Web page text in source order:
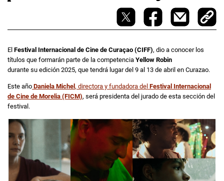
El Festival Internacional de Cine de Curaçao (CIFF), dio a conocer los
títulos que formarán parte de la competencia Yellow Robin
durante su edición 2025, que tendrá lugar del 9 al 13 de abril en Curazao.
Este año Daniela Michel , directora y fundadora del Festival Internacional
de Cine de Morelia (FICM), será presidenta del jurado de esta sección del
festival.